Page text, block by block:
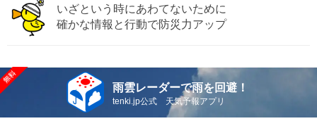
いざという時にあわてないために
確かな情報と行動で防災力アップ
雨雲レーダーで雨を回避！
tenki.jp公式 天気予報アプリ